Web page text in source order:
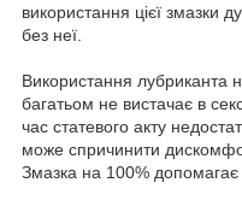
використання цієї змазки
без неї.
Використання лубриканта
багатьом не вистачає в
час статевого акту
може спричинити
Змазка на 100% допомагає